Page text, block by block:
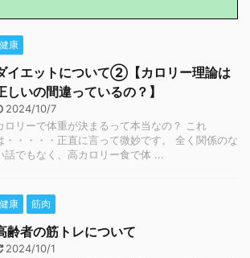
健康
イエットについて②【カロリー理論は
しいの間違っているの？】
2024/10/7
ロリーで体重が決まるって本当なの？ これ
・・・・・正直に言って微妙です。 全く関係のな
話でもなく、高カロリー食で体 ...
健康 筋肉
齢者の筋トレについて
2024/10/1